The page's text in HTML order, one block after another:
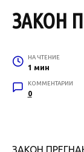
ЗАКОН
НА ЧТЕНИЕ
1 мин
КОММЕНТАРИИ
0
ЗАКОН